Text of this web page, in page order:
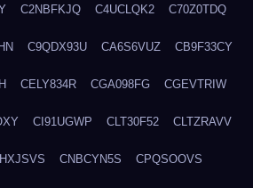
C2NBFKJQ C4UCLQK2 C70Z0TDQ
C9QDX93U CA6S6VUZ CB9F33CY
CELY834R CGA098FG CGEVTRIW
CI91UGWP CLT30F52 CLTZRAVV
CNBCYN5S CPQSOOVS